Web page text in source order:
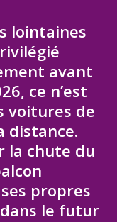
lointaines
avant
ce n’est
voitures de
distance.
la chute du
propres
le futur